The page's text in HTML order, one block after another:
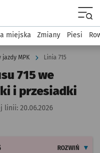
Komunikacja
miejska Zmiany Piesi
jazdy MPK Linia 715
715 we
i przesiadki
linii: 20.06.2026
ROZWIŃ